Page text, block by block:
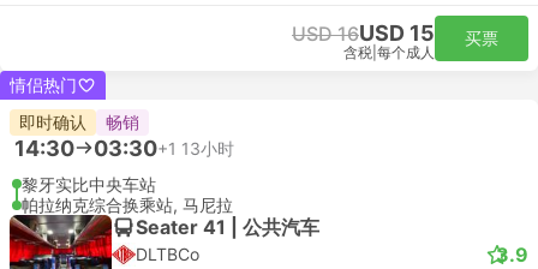
USD 16USD 15
含税 每个成人
买票
情侣热门
即时确认
畅销
14:30 03:30+1 13小时
黎牙实比中央车站
帕拉纳克综合换乘站, 马尼拉
Seater 41 | 公共汽车
DLTBCo 3.9